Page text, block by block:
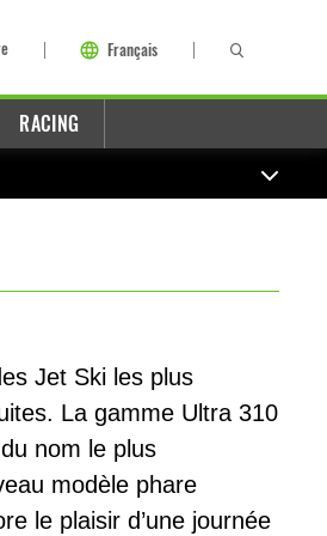
Français
RACING
Jet Ski les plus
La gamme Ultra 310
nom le plus
modèle phare
le plaisir d’une journée